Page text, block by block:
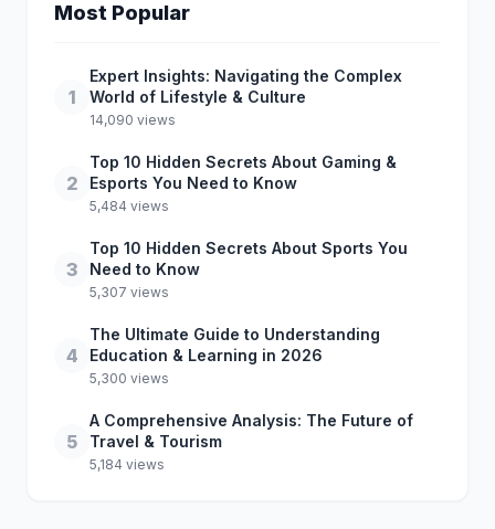
Most Popular
1
Expert Insights: Navigating the Complex
World of Lifestyle & Culture
14,090 views
2
Top 10 Hidden Secrets About Gaming &
Esports You Need to Know
5,484 views
3
Top 10 Hidden Secrets About Sports You
Need to Know
5,307 views
4
The Ultimate Guide to Understanding
Education & Learning in 2026
5,300 views
5
A Comprehensive Analysis: The Future of
Travel & Tourism
5,184 views